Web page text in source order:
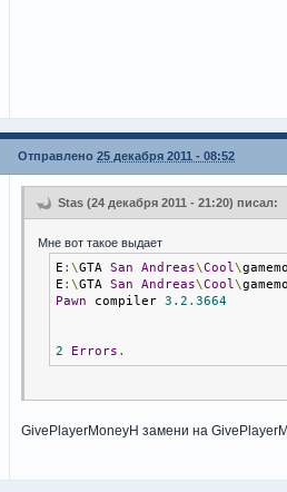
Отправлено25 декабря 2011 - 08:52
Stas (24 декабря 2011 - 21:20) писал:
Мне вот такое выдает
E :\GTA San Andreas\Cool\
E :\GTA San Andreas\Cool\
Pawn compiler 3.2 .3664
2 Errors .
GivePlayerMoneyH замени на